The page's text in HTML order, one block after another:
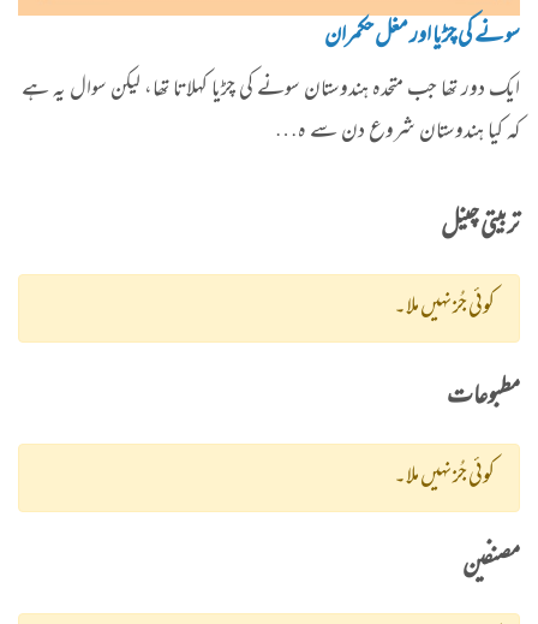
سونے کی چڑیا اور مغل حکمران
ایک دور تھا جب متحدہ ہندوستان سونے کی چڑیا کہلاتا تھا، لیکن سوال یہ ہے
کہ کیا ہندوستان شروع دن سے ہ…
تربیتی چینل
کوئی جُز نہیں ملا۔
مطبوعات
کوئی جُز نہیں ملا۔
مصنفین